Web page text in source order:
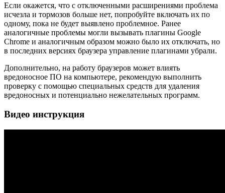
Если окажется, что с отключенными расширениями проблема
исчезла и тормозов больше нет, попробуйте включать их по
одному, пока не будет выявлено проблемное. Ранее
аналогичные проблемы могли вызывать плагины Google
Chrome и аналогичным образом можно было их отключать, но
в последних версиях браузера управление плагинами убрали.
Дополнительно, на работу браузеров может влиять
вредоносное ПО на компьютере, рекомендую выполнить
проверку с помощью специальных средств для удаления
вредоносных и потенциально нежелательных программ.
Видео инструкция